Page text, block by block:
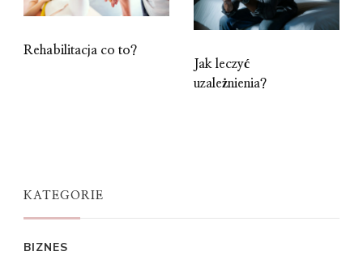
Rehabilitacja co to?
Jak leczyć
uzależnienia?
KATEGORIE
BIZNES